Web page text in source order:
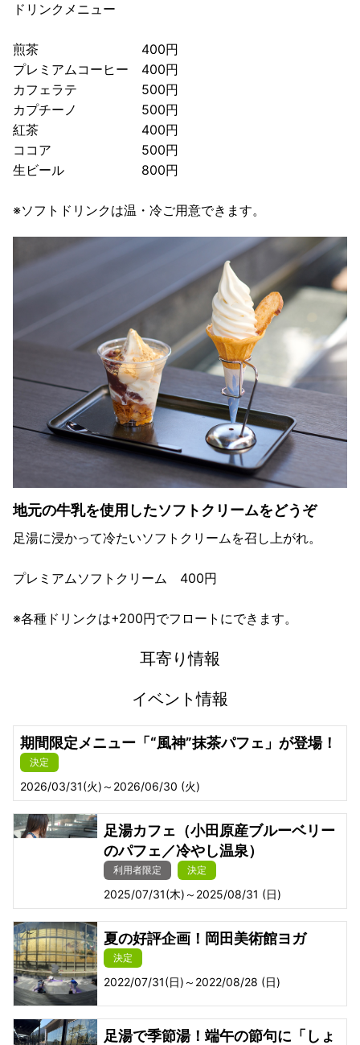
ドリンクメニュー
煎茶 400円
プレミアムコーヒー 400円
カフェラテ 500円
カプチーノ 500円
紅茶 400円
ココア 500円
生ビール 800円
※ソフトドリンクは温・冷ご用意できます。
地元の牛乳を使用したソフトクリームをどうぞ
足湯に浸かって冷たいソフトクリームを召し上がれ。
プレミアムソフトクリーム 400円
※各種ドリンクは+200円でフロートにできます。
耳寄り情報
イベント情報
期間限定メニュー「“風神”抹茶パフェ」が登場！
決定
2026/03/31(火)～2026/06/30 (火)
足湯カフェ（小田原産ブルーベリー
のパフェ／冷やし温泉）
利用者限定 決定
2025/07/31(木)～2025/08/31 (日)
夏の好評企画！岡田美術館ヨガ
決定
2022/07/31(日)～2022/08/28 (日)
足湯で季節湯！端午の節句に「しょ